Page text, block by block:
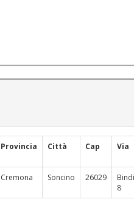
Provincia Città Cap Via
Cremona Soncino 26029
8